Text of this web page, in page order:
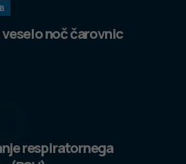
noč čarovnic
respiratornega